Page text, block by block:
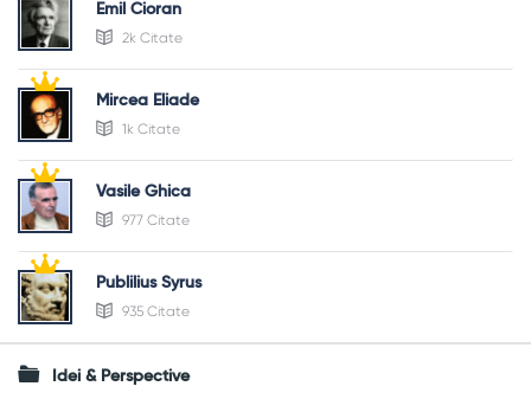
Emil Cioran
2k Citate
Mircea Eliade
1k Citate
Vasile Ghica
977 Citate
Publilius Syrus
935 Citate
Idei & Perspective